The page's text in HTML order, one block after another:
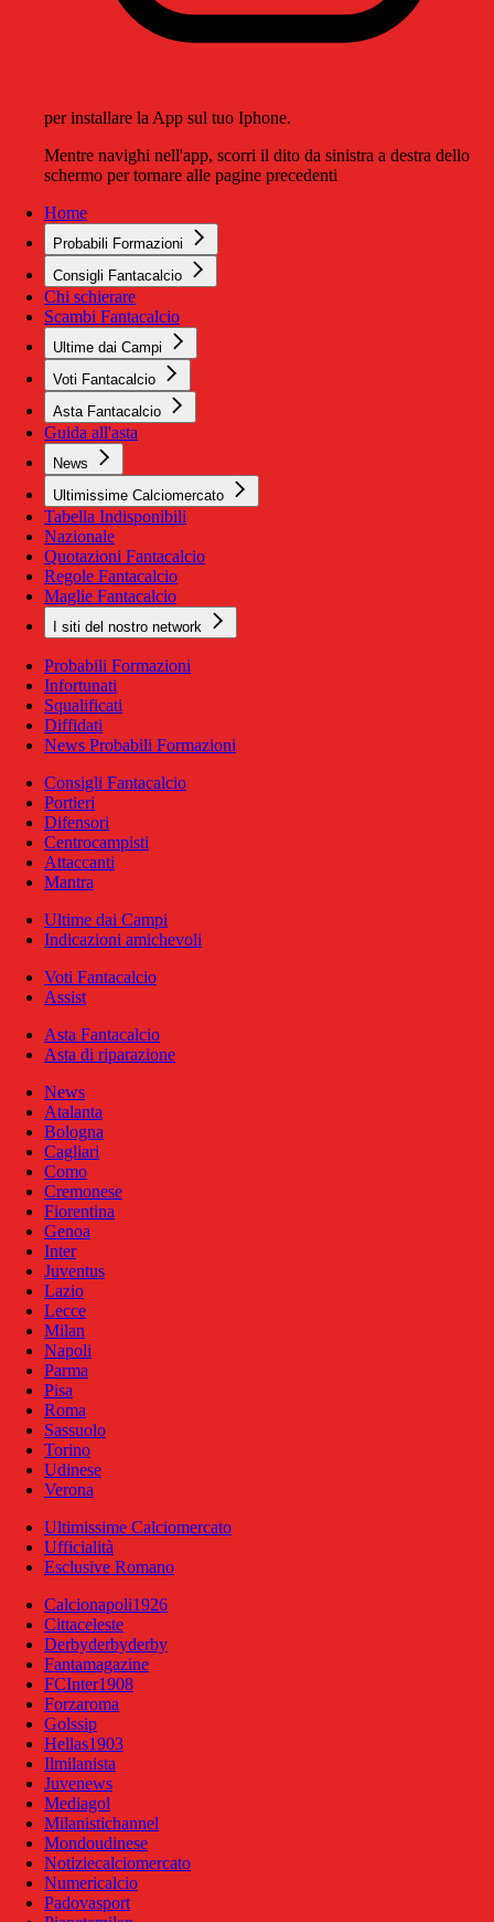
per installare la App sul tuo Iphone.
Mentre navighi nell'app, scorri il dito da sinistra a destra dello
schermo per tornare alle pagine precedenti
Home
Probabili Formazioni
Consigli Fantacalcio
Chi schierare
Scambi Fantacalcio
Ultime dai Campi
Voti Fantacalcio
Asta Fantacalcio
Guida all'asta
News
Ultimissime Calciomercato
Tabella Indisponibili
Nazionale
Quotazioni Fantacalcio
Regole Fantacalcio
Maglie Fantacalcio
I siti del nostro network
Probabili Formazioni
Infortunati
Squalificati
Diffidati
News Probabili Formazioni
Consigli Fantacalcio
Portieri
Difensori
Centrocampisti
Attaccanti
Mantra
Ultime dai Campi
Indicazioni amichevoli
Voti Fantacalcio
Assist
Asta Fantacalcio
Asta di riparazione
News
Atalanta
Bologna
Cagliari
Como
Cremonese
Fiorentina
Genoa
Inter
Juventus
Lazio
Lecce
Milan
Napoli
Parma
Pisa
Roma
Sassuolo
Torino
Udinese
Verona
Ultimissime Calciomercato
Ufficialità
Esclusive Romano
Calcionapoli1926
Cittaceleste
Derbyderbyderby
Fantamagazine
FCInter1908
Forzaroma
Golssip
Hellas1903
Ilmilanista
Juvenews
Mediagol
Milanistichannel
Mondoudinese
Notiziecalciomercato
Numericalcio
Padovasport